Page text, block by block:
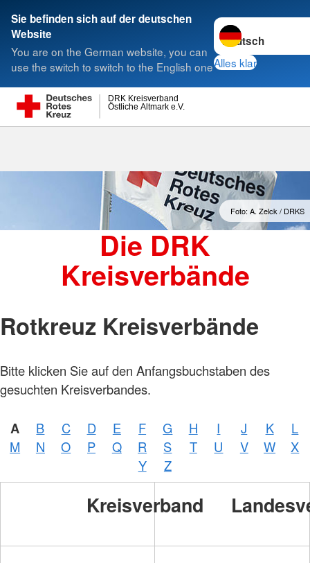
Sie befinden sich auf der deutschen
Website
You are on the German website, you can
use the switch to switch to the English one
Sprache wechseln
Alles klar
Östliche Altmark e.V.
DRK Kreisverband
Suche
Kreisverbände
Foto: A. Zelck / DRKS
Die DRK
Kreisverbände
Rotkreuz Kreisverbände
Bitte klicken Sie auf den Anfangsbuchstaben des
gesuchten Kreisverbandes.
A B C D E F G H I J K
L
M
N O P Q R S T U V W
X
Y
Z
Kreisverband